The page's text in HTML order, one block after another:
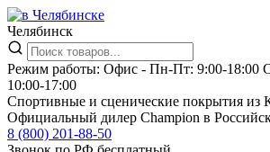
Челябинск
Режим работы: Офис - Пн-Пт: 9:00-18:00
10:00-17:00
Спортивные и сценические покрытия из
Официальный дилер Champion в
8 (800) 201-88-50